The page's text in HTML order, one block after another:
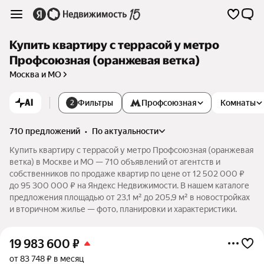
Купить квартиру с террасой у метро
Профсоюзная (оранжевая ветка)
Москва и МО
AI 2 Фильтры Комнаты
Профсоюзная
710 предложений •
по актуальности
Купить квартиру с террасой у метро Профсоюзная (оранжевая
ветка) в Москве и МО — 710 объявлений от агентств и
собственников по продаже квартир по цене от 12 502 000 ₽
до 95 300 000 ₽ на Яндекс Недвижимости. В нашем каталоге
предложения площадью от 23,1 м² до 205,9 м² в новостройках
и вторичном жилье — фото, планировки и характеристики.
19 983 600 ₽
от 83 748 ₽ в месяц